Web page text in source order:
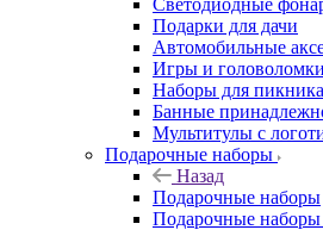
Светодиодные
Подарки для дачи
Автомобильные
Игры и головоломки
Наборы для
Банные
Мультитулы с
Подарочные наборы
Назад
Подарочные наборы
Подарочные наборы